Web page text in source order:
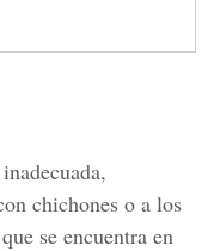
chichones o a los
se encuentra en